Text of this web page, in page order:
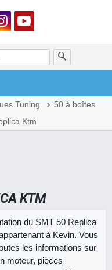
Tuning
50 à boîtes
Ktm
KTM
du SMT 50 Replica
à Kevin. Vous
les informations sur
moteur, pièces